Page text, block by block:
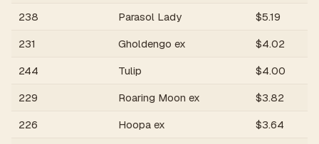
238
Parasol Lady $5.19
231
Gholdengo ex $4.02
244
Tulip $4.00
229
Roaring Moon ex $3.82
226
Hoopa ex $3.64